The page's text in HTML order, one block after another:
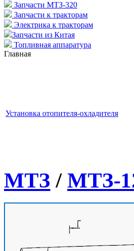
Запчасти МТЗ-320
Запчасти к тракторам
Электрика к тракторам
Запчасти из Китая
Топливная аппаратура
Главная
Установка отопителя-охладителя
МТЗ / МТЗ-